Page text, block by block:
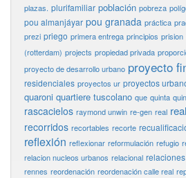
plazas. plurifamiliar población pobreza
pou almanjáyar pou granada práctica
prezi priego primera entrega principios prision
(rotterdam) projects propiedad privada
proyecto de desarrollo urbano proyecto
residenciales proyectos ur proyectos
quaroni quartiere tuscolano que quinta
rascacielos raymond unwin re-gen real
recorridos recortables recorte
reflexión reflexionar reformulación refugio
relacion nucleos urbanos relacional relaciones
rennes reordenación reordenación calle real